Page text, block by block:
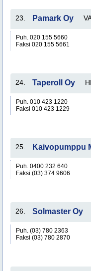
23. Pamark Oy
Puh. 020 155 5660
Faksi 020 155 5661
24. Taperoll Oy
Puh. 010 423 1220
Faksi 010 423 1229
25. Kaivopumppu
Puh. 0400 232 640
Faksi (03) 374 9606
26. Solmaster Oy
Puh. (03) 780 2363
Faksi (03) 780 2870